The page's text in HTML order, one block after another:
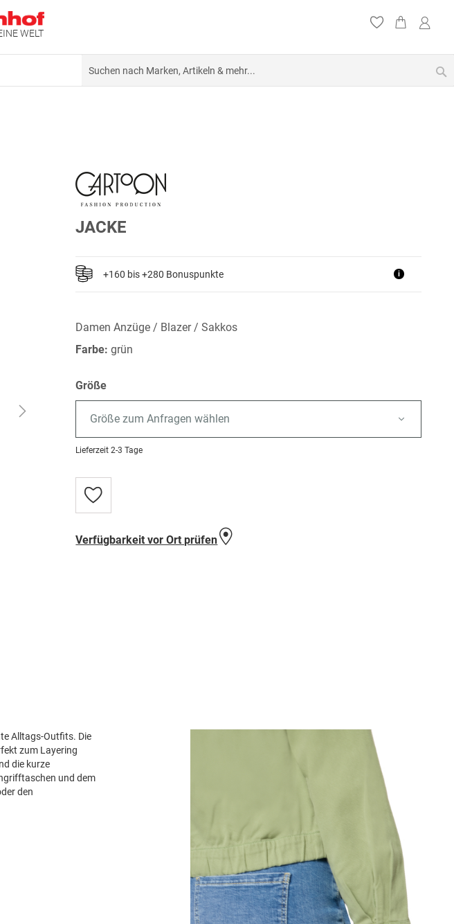
WELT
JACKE
+160 bis +280 Bonuspunkte i
Damen Anzüge / Blazer / Sakkos
Farbe:grün
Größe
Größe zum Anfragen wählen
Lieferzeit 2-3 Tage
Zur
Wunschliste
Verfügbarkeit vor Ort prüfen
Alltags-Outfits. Die
zum Layering
die kurze
und dem
den